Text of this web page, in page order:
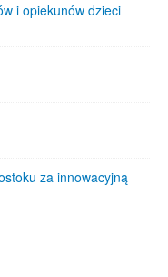
i opiekunów dzieci
za innowacyjną